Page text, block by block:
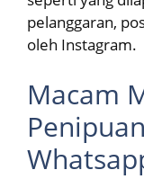
pelanggaran,
oleh Instagram.
Macam